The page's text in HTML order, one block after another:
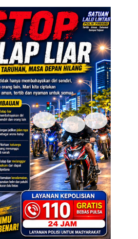
ADVERTISEMENT